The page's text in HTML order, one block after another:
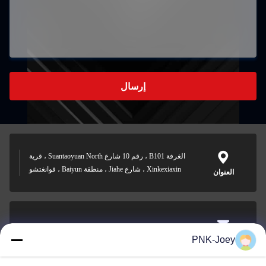
إرسال
العنوان
الغرفة B101 ، رقم 10 شارع Suantaoyuan North ، قرية
Xinkexiaxin ، شارع Jiahe ، منطقة Baiyun ، قوانغتشو
البريد
xianzhihao@gzxingchao.infoPNK-Joey